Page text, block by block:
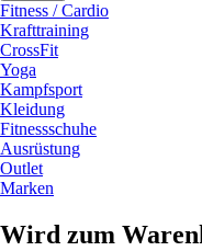
Fitness / Cardio
Krafttraining
CrossFit
Yoga
Kampfsport
Kleidung
Fitnessschuhe
Ausrüstung
Outlet
Marken
Wird zum